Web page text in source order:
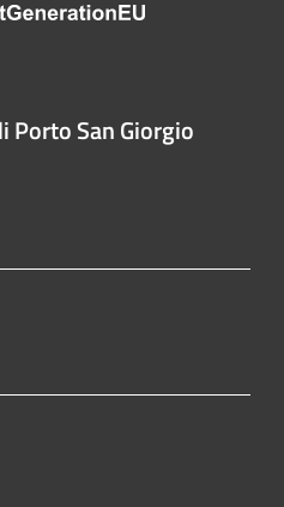
Porto San Giorgio